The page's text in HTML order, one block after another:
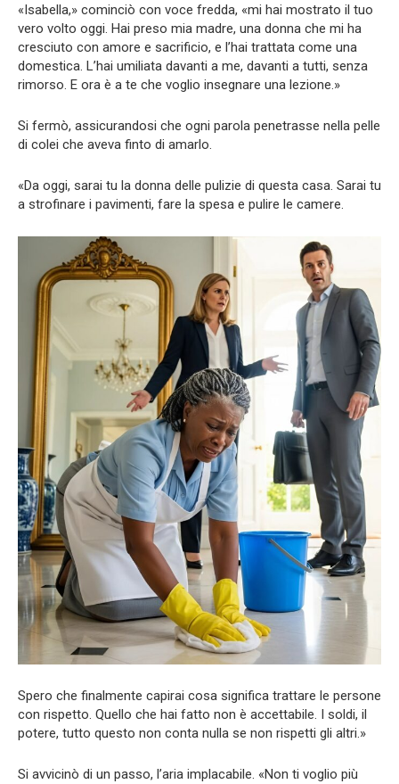
«Isabella,» cominciò con voce fredda, «mi hai mostrato il tuo
vero volto oggi. Hai preso mia madre, una donna che mi ha
cresciuto con amore e sacrificio, e l’hai trattata come una
domestica. L’hai umiliata davanti a me, davanti a tutti, senza
rimorso. E ora è a te che voglio insegnare una lezione.»
Si fermò, assicurandosi che ogni parola penetrasse nella pelle
di colei che aveva finto di amarlo.
«Da oggi, sarai tu la donna delle pulizie di questa casa. Sarai tu
a strofinare i pavimenti, fare la spesa e pulire le camere.
Spero che finalmente capirai cosa significa trattare le persone
con rispetto. Quello che hai fatto non è accettabile. I soldi, il
potere, tutto questo non conta nulla se non rispetti gli altri.»
Si avvicinò di un passo, l’aria implacabile. «Non ti voglio più